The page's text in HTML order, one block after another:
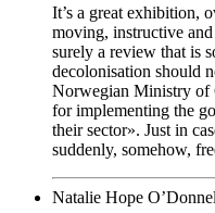
It’s a great exhibition,
moving, instructive
surely a review that is
decolonisation should
Norwegian Ministry of
for implementing the
their sector». Just in
suddenly, somehow,
Natalie Hope